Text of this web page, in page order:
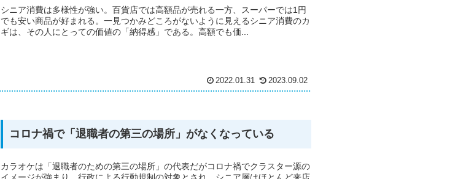
シニア消費は多様性が強い。百貨店では高額品が売れる一方、スーパーでは1円
でも安い商品が好まれる。一見つかみどころがないように見えるシニア消費のカ
ギは、その人にとっての価値の「納得感」である。高額でも価...
2022.01.31 2023.09.02
コロナ禍で「退職者の第三の場所」がなくなっている
カラオケは「退職者のための第三の場所」の代表だがコロナ禍でクラスター源の